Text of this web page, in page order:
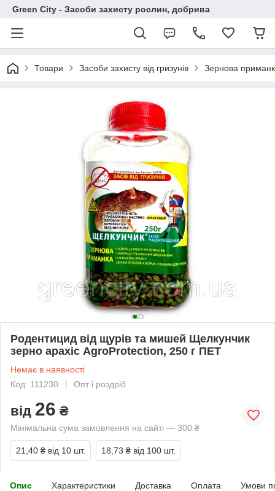
Green City - Засоби захисту рослин, добрива
Товари Засоби захисту від гризунів Зернова
Родентицид від щурів та мишей Щелкунчик
зерно арахіс AgroProtection, 250 г ПЕТ
Немає в наявності
Код: 111230
Опт і роздріб
від 26 ₴
Мінімальна сума замовлення на сайті — 300 ₴
21,40 ₴ від 10 шт. 18,73 ₴ від 100 шт.
Опис Характеристики Доставка Оплата Умови